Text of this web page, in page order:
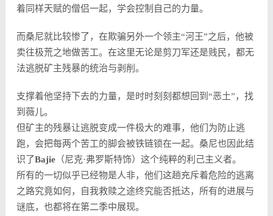
着同样天赋的僧侣一起，学会控制自己的力量。
而桑尼就比较惨了，在欺骗另外一个领主“河王”之后，他被
卖往极荒之地做苦工。在这里无论是剪刀军还是贱民，都无
法逃脱矿主残暴的统治与剥削。
支撑着他坚持下去的力量，是时时刻刻都想回到“恶土”，找
到薇儿。
但矿主的残暴让逃脱变成一件极大的难事，他们为防止逃
跑，会把每两个苦工的脚会被铁链锁在一起。桑尼也因此结
识了Bajie（尼克·弗罗斯特饰）这个纯粹的利己主义者。
所有的一切似乎已经物是人非，他们这趟充斥着危险的逃离
之路究竟如何，自我救赎之途终究能否抵达，所有的进展与
谜底，也都将在第二季中展现。